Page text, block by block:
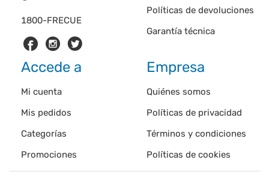
1800-FRECUE
Políticas de devoluciones
Garantía técnica
Accede a
Mi cuenta
Mis pedidos
Categorías
Promociones
Empresa
Quiénes somos
Políticas de privacidad
Términos y condiciones
Políticas de cookies